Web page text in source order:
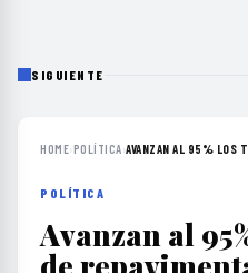
SIGUIENTE
HOME›POLÍTICA›AVANZAN AL 95% LOS
POLÍTICA
Avanzan al